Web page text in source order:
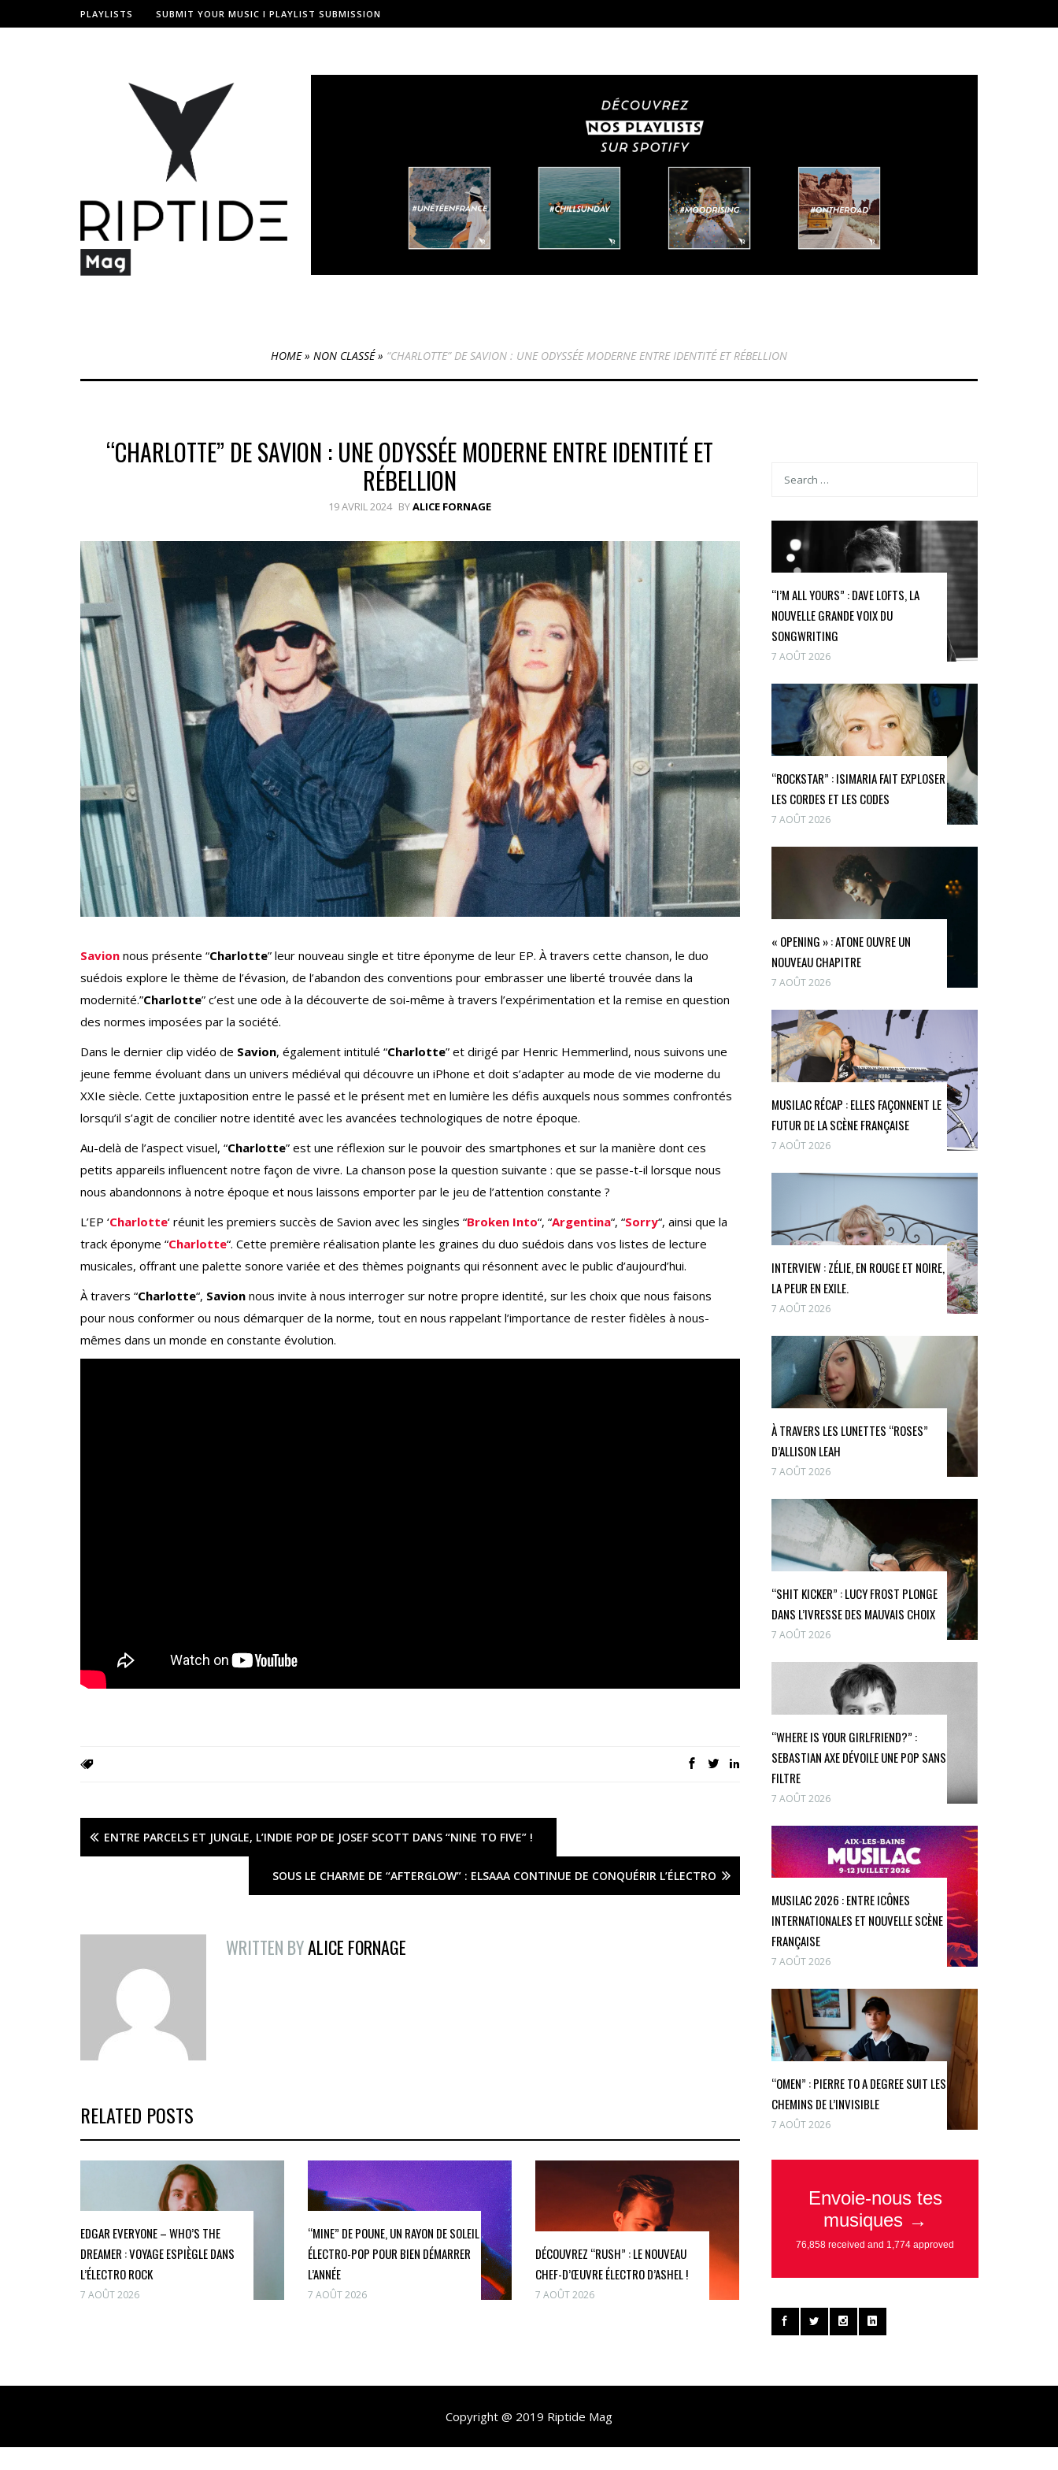
PLAYLISTS SUBMIT YOUR MUSIC I PLAYLIST SUBMISSION
HOME» NON CLASSÉ» “CHARLOTTE” DE SAVION : UNE ODYSSÉE MODERNE ENTRE IDENTITÉ ET RÉBELLION
“CHARLOTTE” DE SAVION : UNE ODYSSÉE MODERNE ENTRE IDENTITÉ ET
RÉBELLION
19 AVRIL 2024 BYALICE FORNAGE
Savion nous présente “Charlotte” leur nouveau single et titre éponyme de leur EP. À travers cette chanson, le duo
suédois explore le thème de l’évasion, de l’abandon des conventions pour embrasser une liberté trouvée dans la
modernité.”Charlotte” c’est une ode à la découverte de soi-même à travers l’expérimentation et la remise en question
des normes imposées par la société.
Dans le dernier clip vidéo de Savion, également intitulé “Charlotte” et dirigé par Henric Hemmerlind, nous suivons une
jeune femme évoluant dans un univers médiéval qui découvre un iPhone et doit s’adapter au mode de vie moderne du
XXIe siècle. Cette juxtaposition entre le passé et le présent met en lumière les défis auxquels nous sommes confrontés
lorsqu’il s’agit de concilier notre identité avec les avancées technologiques de notre époque.
Au-delà de l’aspect visuel, “Charlotte” est une réflexion sur le pouvoir des smartphones et sur la manière dont ces
petits appareils influencent notre façon de vivre. La chanson pose la question suivante : que se passe-t-il lorsque nous
nous abandonnons à notre époque et nous laissons emporter par le jeu de l’attention constante ?
L’EP ‘Charlotte‘ réunit les premiers succès de Savion avec les singles “Broken Into“, “Argentina“, “Sorry“, ainsi que la
track éponyme “Charlotte“. Cette première réalisation plante les graines du duo suédois dans vos listes de lecture
musicales, offrant une palette sonore variée et des thèmes poignants qui résonnent avec le public d’aujourd’hui.
À travers “Charlotte“, Savion nous invite à nous interroger sur notre propre identité, sur les choix que nous faisons
pour nous conformer ou nous démarquer de la norme, tout en nous rappelant l’importance de rester fidèles à nous-
mêmes dans un monde en constante évolution.
ENTRE PARCELS ET JUNGLE, L’INDIE POP DE JOSEF SCOTT DANS “NINE TO FIVE” !
SOUS LE CHARME DE “AFTERGLOW” : ELSAAA CONTINUE DE CONQUÉRIR L’ÉLECTRO
WRITTEN BYALICE FORNAGE
RELATED POSTS
EDGAR EVERYONE – WHO’S THE
DREAMER : VOYAGE ESPIÈGLE DANS
L’ÉLECTRO ROCK
7 AOÛT 2026
“MINE” DE POUNE, UN RAYON DE SOLEIL
ÉLECTRO-POP POUR BIEN DÉMARRER
L’ANNÉE
7 AOÛT 2026
DÉCOUVREZ “RUSH” : LE NOUVEAU
CHEF-D’ŒUVRE ÉLECTRO D’ASHEL !
7 AOÛT 2026
“I’M ALL YOURS” : DAVE LOFTS, LA
NOUVELLE GRANDE VOIX DU
SONGWRITING
7 AOÛT 2026
“ROCKSTAR” : ISIMARIA FAIT EXPLOSER
LES CORDES ET LES CODES
7 AOÛT 2026
« OPENING » : ATONE OUVRE UN
NOUVEAU CHAPITRE
7 AOÛT 2026
MUSILAC RÉCAP : ELLES FAÇONNENT LE
FUTUR DE LA SCÈNE FRANÇAISE
7 AOÛT 2026
INTERVIEW : ZÉLIE, EN ROUGE ET NOIRE,
LA PEUR EN EXILE.
7 AOÛT 2026
À TRAVERS LES LUNETTES “ROSES”
D’ALLISON LEAH
7 AOÛT 2026
“SHIT KICKER” : LUCY FROST PLONGE
DANS L’IVRESSE DES MAUVAIS CHOIX
7 AOÛT 2026
“WHERE IS YOUR GIRLFRIEND?” :
SEBASTIAN AXE DÉVOILE UNE POP SANS
FILTRE
7 AOÛT 2026
MUSILAC 2026 : ENTRE ICÔNES
INTERNATIONALES ET NOUVELLE SCÈNE
FRANÇAISE
7 AOÛT 2026
“OMEN” : PIERRE TO A DEGREE SUIT LES
CHEMINS DE L’INVISIBLE
7 AOÛT 2026
Copyright @ 2019 Riptide Mag